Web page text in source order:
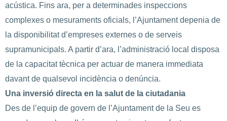
acústica. Fins ara, per a determinades inspeccions
complexes o mesuraments oficials, l’Ajuntament depenia de
la disponibilitat d’empreses externes o de serveis
supramunicipals. A partir d’ara, l’administració local disposa
de la capacitat tècnica per actuar de manera immediata
davant de qualsevol incidència o denúncia.
Una inversió directa en la salut de la ciutadania
Des de l’equip de govern de l’Ajuntament de la Seu es